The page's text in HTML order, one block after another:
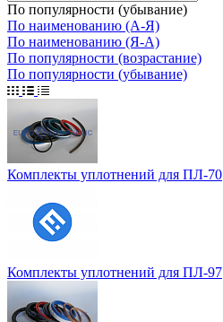
По популярности (убывание)
По наименованию (А-Я)
По наименованию (Я-А)
По популярности (возрастание)
По популярности (убывание)
Комплекты уплотнений для ПЛ-70
Комплекты уплотнений для ПЛ-97